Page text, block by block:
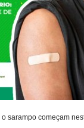
sarampo começam